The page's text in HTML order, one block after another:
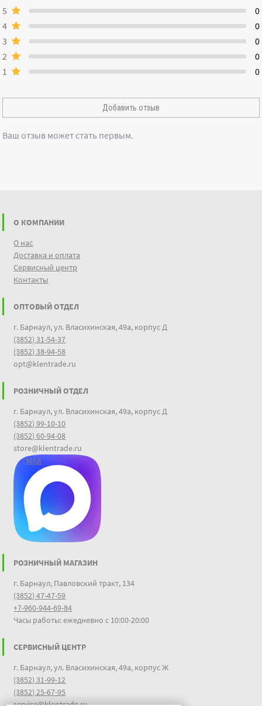
Ваш отзыв может стать первым.
5
0
4
0
3
0
2
0
1
0
Добавить отзыв
О КОМПАНИИ
О нас
Доставка и оплата
Сервисный центр
Контакты
ОПТОВЫЙ ОТДЕЛ
г. Барнаул, ул. Власихинская, 49а, корпус Д
(3852) 31-54-37
(3852) 38-94-58
opt@klentrade.ru
РОЗНИЧНЫЙ ОТДЕЛ
г. Барнаул, ул. Власихинская, 49а, корпус Д
(3852) 99-10-10
(3852) 60-94-08
store@klentrade.ru
MAX
РОЗНИЧНЫЙ МАГАЗИН
г. Барнаул, Павловский тракт, 134
(3852) 47-47-59
+7-960-944-69-84
Часы работы: ежедневно с 10:00-20:00
СЕРВИСНЫЙ ЦЕНТР
г. Барнаул, ул. Власихинская, 49а, корпус Ж
(3852) 31-99-12
(3852) 25-67-95